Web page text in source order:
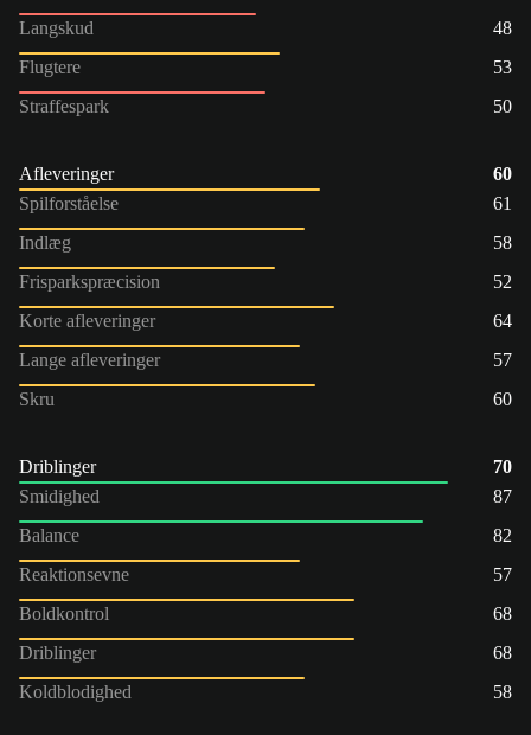
Langskud
48
Flugtere
53
Straffespark
50
Afleveringer
60
Spilforståelse
61
Indlæg
58
Frisparkspræcision
52
Korte afleveringer
64
Lange afleveringer
57
Skru
60
Driblinger
70
Smidighed
87
Balance
82
Reaktionsevne
57
Boldkontrol
68
Driblinger
68
Koldblodighed
58